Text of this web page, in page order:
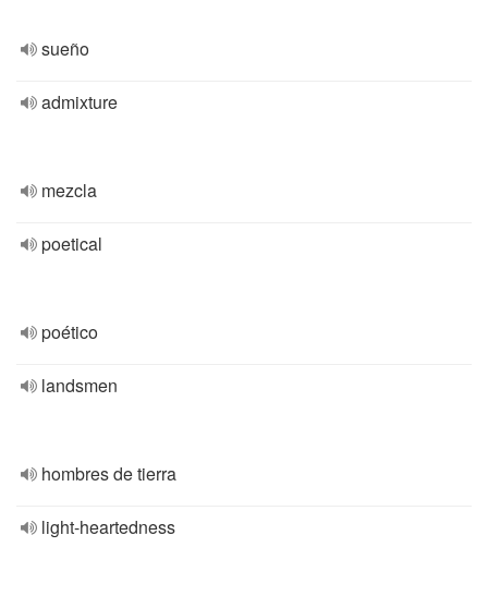
sueño
admixture
mezcla
poetical
poético
landsmen
hombres de tierra
light-heartedness